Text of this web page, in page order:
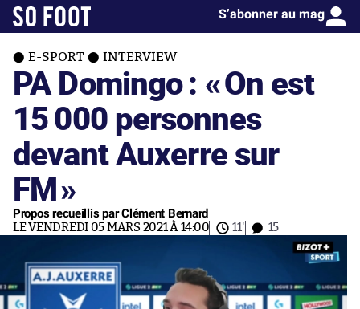
S’abonner au mag
E-SPORT INTERVIEW
PA Domingo : «On est
15 000 personnes
devant Auxerre sur
FM»
Propos recueillis par Clément Bernard
LE VENDREDI 05 MARS 2021 À 14:00 11' 15